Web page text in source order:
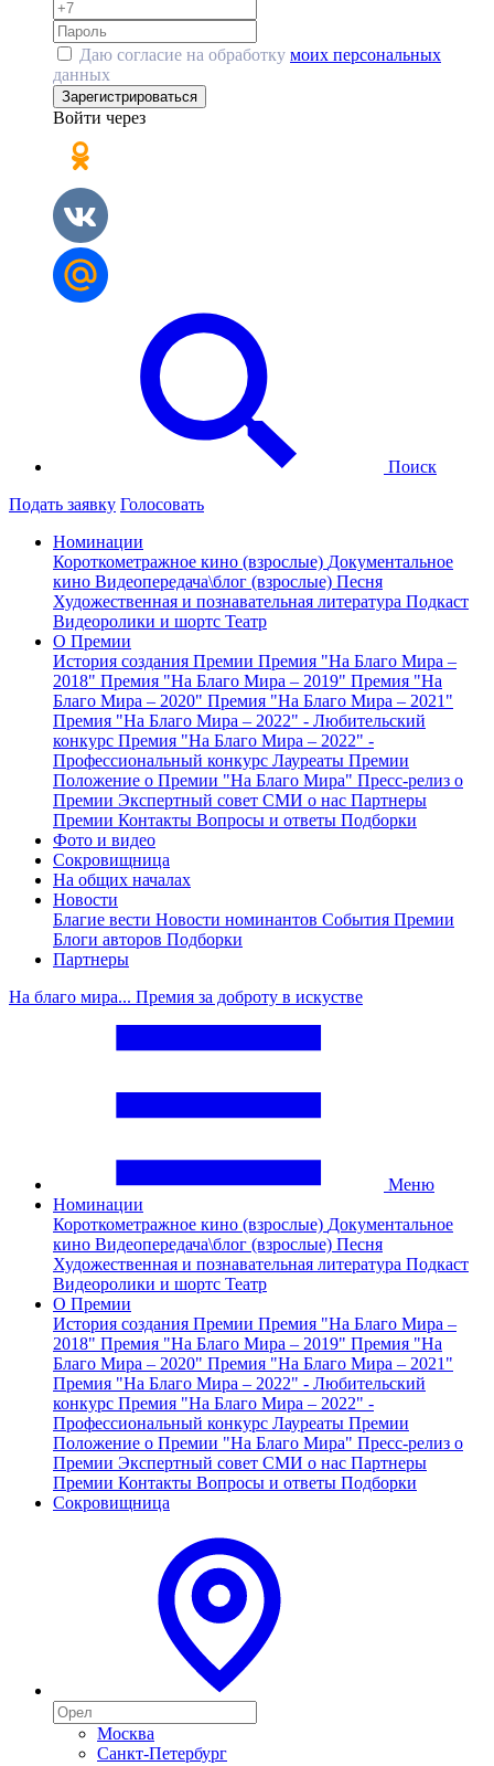
Даю согласие на обработку моих персональных
данных
Зарегистрироваться
Войти через
Поиск
Подать заявку Голосовать
Номинации
Короткометражное кино (взрослые) Документальное
кино Видеопередача\блог (взрослые) Песня
Художественная и познавательная литература Подкаст
Видеоролики и шортс Театр
О Премии
История создания Премии Премия "На Благо Мира –
2018" Премия "На Благо Мира – 2019" Премия "На
Благо Мира – 2020" Премия "На Благо Мира – 2021"
Премия "На Благо Мира – 2022" - Любительский
конкурс Премия "На Благо Мира – 2022" -
Профессиональный конкурс Лауреаты Премии
Положение о Премии "На Благо Мира" Пресс-релиз о
Премии Экспертный совет СМИ о нас Партнеры
Премии Контакты Вопросы и ответы Подборки
Фото и видео
Сокровищница
На общих началах
Новости
Благие вести Новости номинантов События Премии
Блоги авторов Подборки
Партнеры
На благо мира... Премия за доброту в искустве
Меню
Номинации
Короткометражное кино (взрослые) Документальное
кино Видеопередача\блог (взрослые) Песня
Художественная и познавательная литература Подкаст
Видеоролики и шортс Театр
О Премии
История создания Премии Премия "На Благо Мира –
2018" Премия "На Благо Мира – 2019" Премия "На
Благо Мира – 2020" Премия "На Благо Мира – 2021"
Премия "На Благо Мира – 2022" - Любительский
конкурс Премия "На Благо Мира – 2022" -
Профессиональный конкурс Лауреаты Премии
Положение о Премии "На Благо Мира" Пресс-релиз о
Премии Экспертный совет СМИ о нас Партнеры
Премии Контакты Вопросы и ответы Подборки
Сокровищница
Москва
Санкт-Петербург